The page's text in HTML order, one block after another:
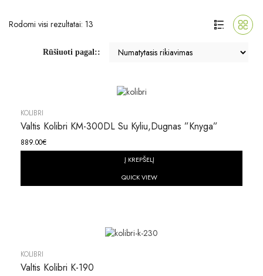
Rodomi visi rezultatai: 13
Rūšiuoti pagal::
KOLIBRI
Valtis Kolibri KM-300DL Su Kyliu,dugnas ”knyga”
889.00€
Į KREPŠELĮ
QUICK VIEW
KOLIBRI
Valtis Kolibri K-190